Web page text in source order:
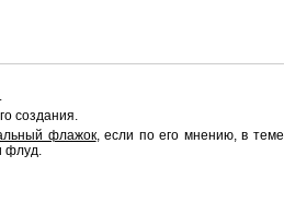
.
создания.
флажок, если по его мнению, в теме
флуд.